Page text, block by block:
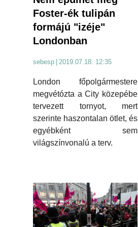
Foster-ék tulipán
formájú "izéje"
Londonban
sebesp 2019.07.18. 12:35
London főpolgármestere
megvétózta a City közepébe
tervezett tornyot, mert
szerinte haszontalan ötlet, és
egyébként sem
világszínvonalú a terv.